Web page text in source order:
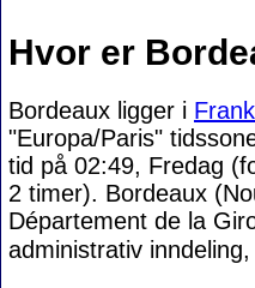
Hvor er
Bordeaux ligger i
"Europa/Paris"
tid på 02:49, Fredag
2 timer). Bordeaux
Département de la
administrativ